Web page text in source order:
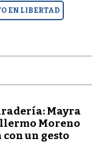
EN LIBERTAD
Mayra
Moreno
un gesto